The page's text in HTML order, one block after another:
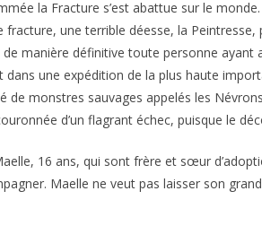
la Fracture s’est abattue sur le
une terrible déesse, la
manière définitive toute personne ayant
une expédition de la plus haute
monstres sauvages appelés les
d’un flagrant échec, puisque le
16 ans, qui sont frère et sœur
Maelle ne veut pas laisser son